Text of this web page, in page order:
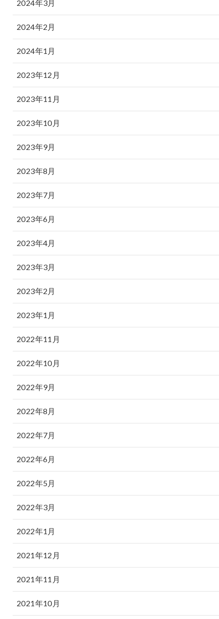
2024年3月
2024年2月
2024年1月
2023年12月
2023年11月
2023年10月
2023年9月
2023年8月
2023年7月
2023年6月
2023年4月
2023年3月
2023年2月
2023年1月
2022年11月
2022年10月
2022年9月
2022年8月
2022年7月
2022年6月
2022年5月
2022年3月
2022年1月
2021年12月
2021年11月
2021年10月